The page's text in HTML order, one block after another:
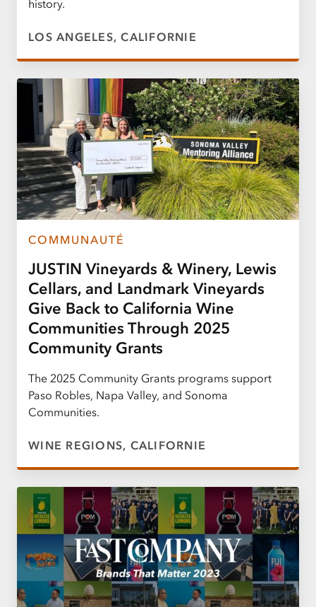
history.
LOS ANGELES, CALIFORNIE
COMMUNAUTÉ
JUSTIN Vineyards & Winery, Lewis
Cellars, and Landmark Vineyards
Give Back to California Wine
Communities Through 2025
Community Grants
The 2025 Community Grants programs support
Paso Robles, Napa Valley, and Sonoma
Communities.
WINE REGIONS, CALIFORNIE